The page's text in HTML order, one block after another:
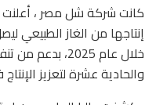
كانت شركة شل مصر ،
خلال عام 2025،
والحادية عشرة لتعزيز